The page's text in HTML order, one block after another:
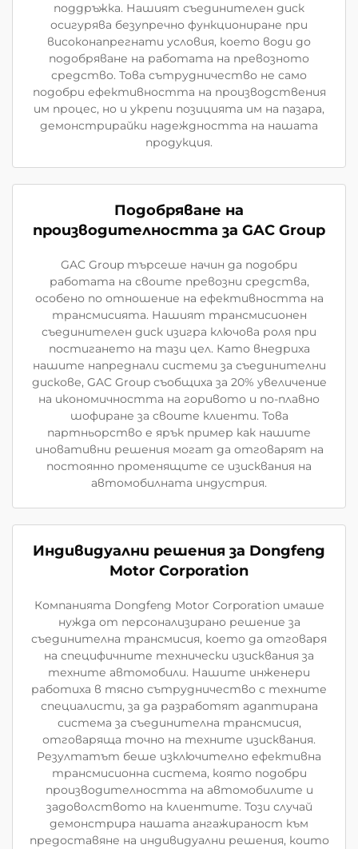
поддръжка. Нашият съединителен диск
осигурява безупречно функциониране при
високонапрегнати условия, което води до
подобряване на работата на превозното
средство. Това сътрудничество не само
подобри ефективността на производствения
им процес, но и укрепи позицията им на пазара,
демонстрирайки надеждността на нашата
продукция.
Подобряване на
производителността за GAC Group
GAC Group търсеше начин да подобри
работата на своите превозни средства,
особено по отношение на ефективността на
трансмисията. Нашият трансмисионен
съединителен диск изигра ключова роля при
постигането на тази цел. Като внедриха
нашите напреднали системи за съединителни
дискове, GAC Group съобщиха за 20% увеличение
на икономичността на горивото и по-плавно
шофиране за своите клиенти. Това
партньорство е ярък пример как нашите
иновативни решения могат да отговарят на
постоянно променящите се изисквания на
автомобилната индустрия.
Индивидуални решения за Dongfeng
Motor Corporation
Компанията Dongfeng Motor Corporation имаше
нужда от персонализирано решение за
съединителна трансмисия, което да отговаря
на специфичните технически изисквания за
техните автомобили. Нашите инженери
работиха в тясно сътрудничество с техните
специалисти, за да разработят адаптирана
система за съединителна трансмисия,
отговаряща точно на техните изисквания.
Резултатът беше изключително ефективна
трансмисионна система, която подобри
производителността на автомобилите и
задоволството на клиентите. Този случай
демонстрира нашата ангажираност към
предоставяне на индивидуални решения, които